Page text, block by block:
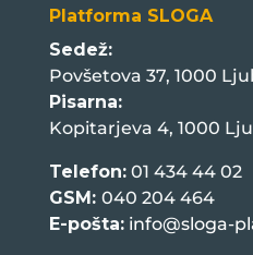
Platforma SLOGA
Sedež:
Povšetova 37, 1000
Pisarna:
Kopitarjeva 4, 1000
Telefon:01 434 44 02
GSM: 040 204 464
E-pošta: info@sloga-